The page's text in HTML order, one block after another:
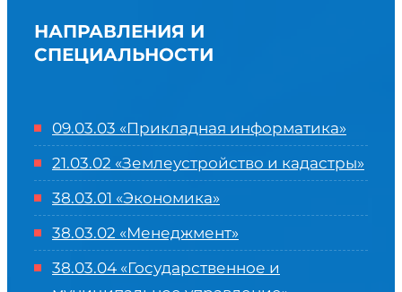
НАПРАВЛЕНИЯ И
СПЕЦИАЛЬНОСТИ
09.03.03 «Прикладная информатика»
21.03.02 «Землеустройство и кадастры»
38.03.01 «Экономика»
38.03.02 «Менеджмент»
38.03.04 «Государственное и